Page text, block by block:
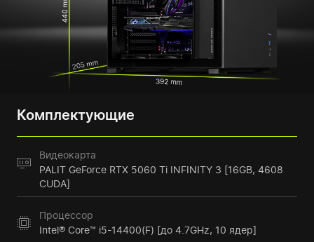
Комплектующие
Видеокарта
PALIT GeForce RTX 5060 Ti INFINITY 3 [16GB, 4608
CUDA]
Процессор
Intel® Core™ i5-14400(F) [до 4.7GHz, 10 ядер]